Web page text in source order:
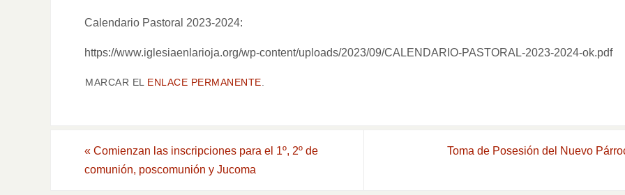
Calendario Pastoral 2023-2024:
https://www.iglesiaenlarioja.org/wp-content/uploads/2023/09/CALENDARIO-PASTORAL-2023-2024-ok.pdf
MARCAR EL ENLACE PERMANENTE
« Comienzan las inscripciones para el 1º, 2º de
comunión, poscomunión y Jucoma
Toma de Posesión del Nuevo